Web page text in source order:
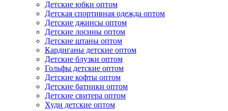
Детские юбки оптом
Детская спортивная одежда оптом
Детские джинсы оптом
Детские лосины оптом
Детские штаны оптом
Кардиганы детские оптом
Детские блузки оптом
Гольфы детские оптом
Детские кофты оптом
Детские батники оптом
Детские свитера оптом
Худи детские оптом